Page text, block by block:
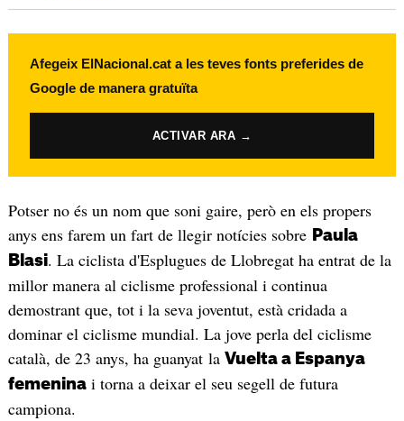
Afegeix ElNacional.cat a les teves fonts preferides de
Google de manera gratuïta
ACTIVAR ARA →
Potser no és un nom que soni gaire, però en els propers
anys ens farem un fart de llegir notícies sobre Paula
Blasi. La ciclista d'Esplugues de Llobregat ha entrat de la
millor manera al ciclisme professional i continua
demostrant que, tot i la seva joventut, està cridada a
dominar el ciclisme mundial. La jove perla del ciclisme
català, de 23 anys, ha guanyat la Vuelta a Espanya
femeninai torna a deixar el seu segell de futura
campiona.